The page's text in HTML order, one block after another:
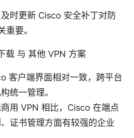
时更新 Cisco 安全补丁对防
重要。
载 与 其他 VPN 方案
客户端界面相对一致，跨平台
统一管理。
用 VPN 相比，Cisco 在端点
证书管理方面有较强的企业